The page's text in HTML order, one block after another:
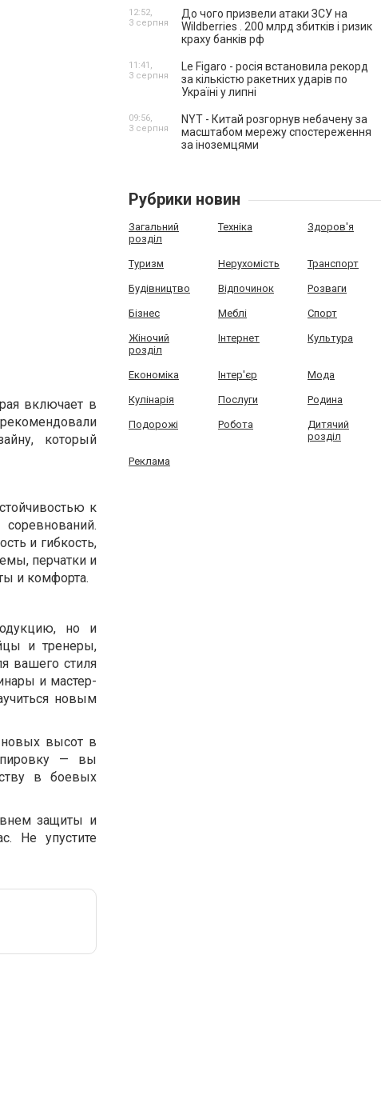
включает в
который
к
и гибкость,
перчатки и
и комфорта.
но и
и тренеры,
вашего стиля
и мастер-
новым
новых высот в
— вы
в боевых
защиты и
Не упустите
До чого призвели атаки ЗСУ на
Wildberries . 200 млрд збитків і ризик
краху банків рф
12:52,
3 серпня
Le Figaro - росія встановила рекорд
за кількістю ракетних ударів по
Україні у липні
11:41,
3 серпня
NYT - Китай розгорнув небачену за
масштабом мережу спостереження
за іноземцями
09:56,
3 серпня
Рубрики новин
Загальний
розділ
Техніка Здоров'я
Туризм Нерухомість Транспорт
Будівництво Відпочинок Розваги
Бізнес Меблі Спорт
Жіночий
розділ
Інтернет Культура
Економіка Інтер'єр Мода
Кулінарія Послуги Родина
Подорожі Робота
Дитячий
розділ
Реклама